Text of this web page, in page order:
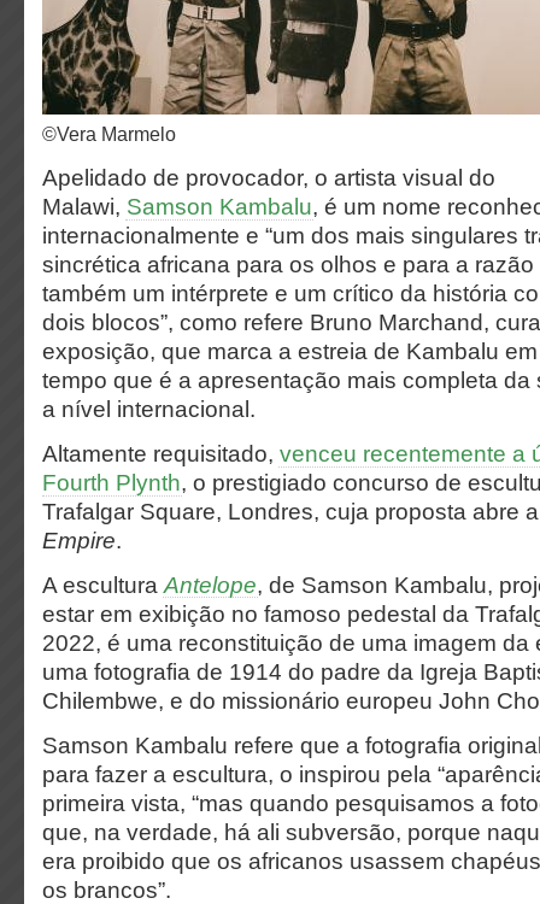
©Vera Marmelo
Apelidado de provocador, o artista visual do
Malawi, Samson Kambalu, é um nome
internacionalmente e “um dos mais singulares
sincrética africana para os olhos e para a
também um intérprete e um crítico da história
dois blocos”, como refere Bruno Marchand,
exposição, que marca a estreia de Kambalu
tempo que é a apresentação mais completa da
a nível internacional.
Altamente requisitado, venceu recentemente a
Fourth Plynth, o prestigiado concurso de
Trafalgar Square, Londres, cuja proposta abre
Empire.
A escultura Antelope, de Samson Kambalu,
estar em exibição no famoso pedestal da
2022, é uma reconstituição de uma imagem da
uma fotografia de 1914 do padre da Igreja
Chilembwe, e do missionário europeu John
Samson Kambalu refere que a fotografia
para fazer a escultura, o inspirou pela
primeira vista, “mas quando pesquisamos a
que, na verdade, há ali subversão, porque
era proibido que os africanos usassem
os brancos”.